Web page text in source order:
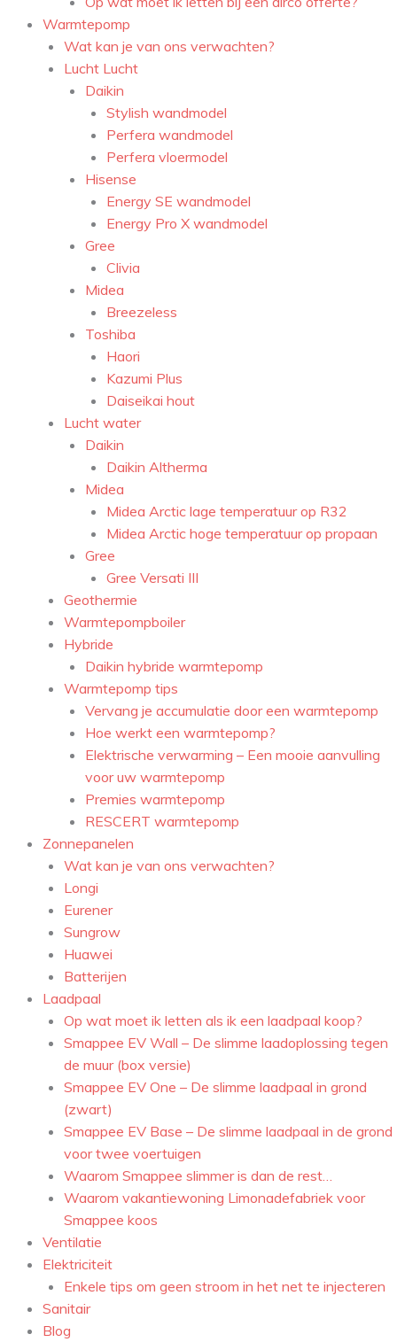
Warmtepomp
Wat kan je van ons verwachten?
Lucht Lucht
Daikin
Stylish wandmodel
Perfera wandmodel
Perfera vloermodel
Hisense
Energy SE wandmodel
Energy Pro X wandmodel
Gree
Clivia
Midea
Breezeless
Toshiba
Haori
Kazumi Plus
Daiseikai hout
Lucht water
Daikin
Daikin Altherma
Midea
Midea Arctic lage temperatuur op R32
Midea Arctic hoge temperatuur op propaan
Gree
Gree Versati III
Geothermie
Warmtepompboiler
Hybride
Daikin hybride warmtepomp
Warmtepomp tips
Vervang je accumulatie door een warmtepomp
Hoe werkt een warmtepomp?
Elektrische verwarming – Een mooie aanvulling
voor uw warmtepomp
Premies warmtepomp
RESCERT warmtepomp
Zonnepanelen
Wat kan je van ons verwachten?
Longi
Eurener
Sungrow
Huawei
Batterijen
Laadpaal
Op wat moet ik letten als ik een laadpaal koop?
Smappee EV Wall – De slimme laadoplossing tegen
de muur (box versie)
Smappee EV One – De slimme laadpaal in grond
(zwart)
Smappee EV Base – De slimme laadpaal in de grond
voor twee voertuigen
Waarom Smappee slimmer is dan de rest…
Waarom vakantiewoning Limonadefabriek voor
Smappee koos
Ventilatie
Elektriciteit
Enkele tips om geen stroom in het net te injecteren
Sanitair
Blog